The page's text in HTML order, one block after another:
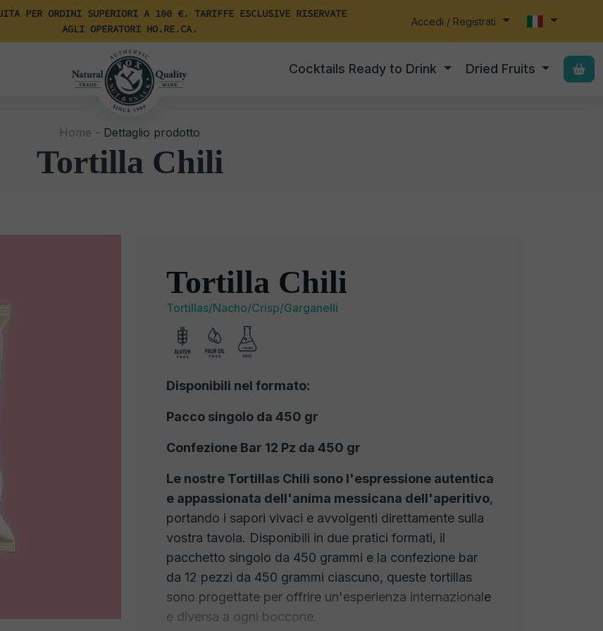
PER ORDINI SUPERIORI A 100 €. TARIFFE ESCLUSIVE RISERVATE
AGLI OPERATORI HO.RE.CA.
Accedi / Registrati
Cocktails Ready to Drink Dried Fruits
Home - Dettaglio prodotto
Tortilla Chili
Tortilla Chili
Tortillas/Nacho/Crisp/Garganelli
Disponibili nel formato:
Pacco singolo da 450 gr
Confezione Bar 12 Pz da 450 gr
Le nostre Tortillas Chili sono l'espressione autentica
e appassionata dell'anima messicana dell'aperitivo,
portando i sapori vivaci e avvolgenti direttamente sulla
vostra tavola. Disponibili in due pratici formati, il
pacchetto singolo da 450 grammi e la confezione bar
da 12 pezzi da 450 grammi ciascuno, queste tortillas
sono progettate per offrire un'esperienza internazionale
e diversa a ogni boccone.